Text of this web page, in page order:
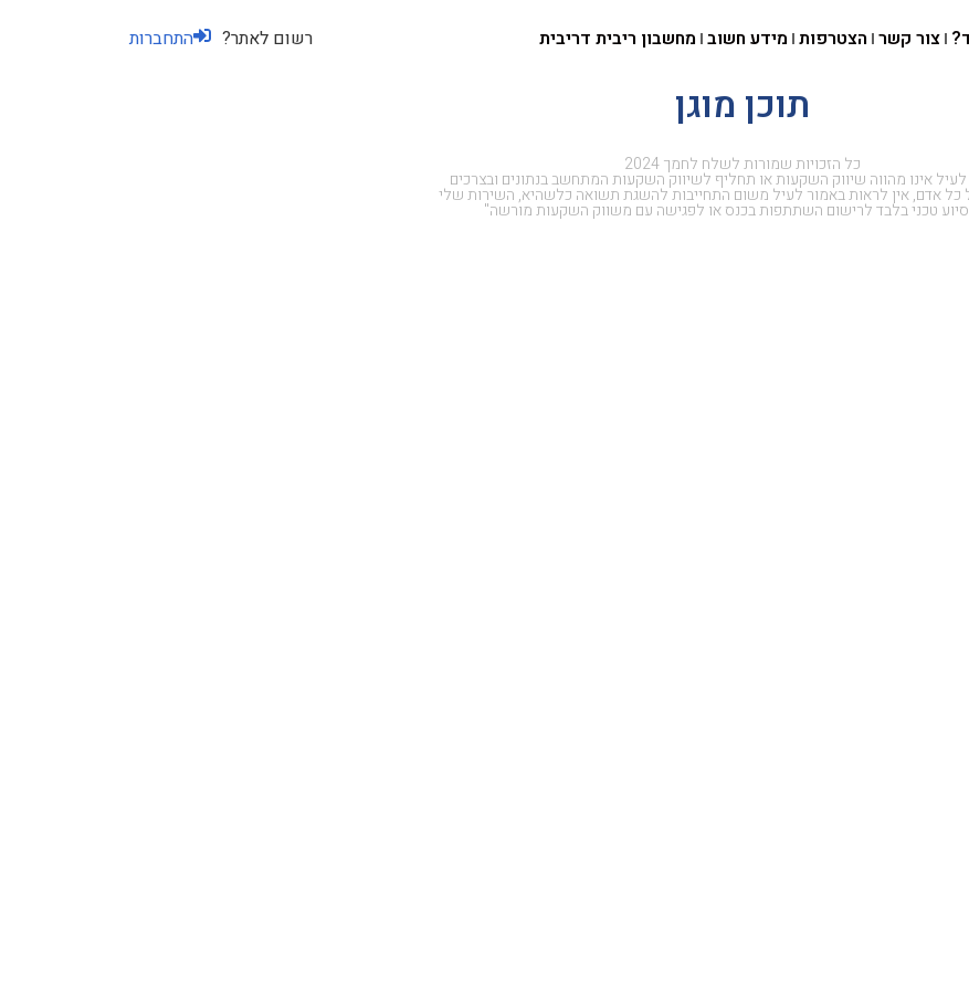
צור קשר הצטרפות מידע חשוב מחשבון ריבית דריבית רשום לאתר? התחברות
תוכן מוגן
כל הזכויות שמורות לשלח לחמך 2024
אינו מהווה שיווק השקעות או תחליף לשיווק השקעות המתחשב בנתונים ובצרכים
כל אדם, אין לראות באמור לעיל משום התחייבות להשגת תשואה כלשהיא, השירות שלי
טכני בלבד לרישום השתתפות בכנס או לפגישה עם משווק השקעות מורשה"